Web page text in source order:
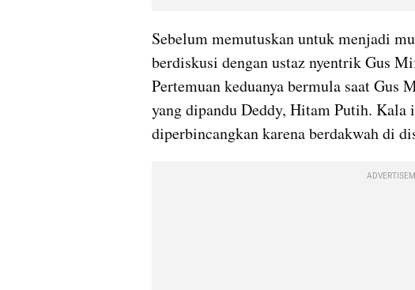
Sebelum memutuskan untuk menjadi
berdiskusi dengan ustaz nyentrik Gus
Pertemuan keduanya bermula saat Gus
yang dipandu Deddy, Hitam Putih.
diperbincangkan karena berdakwah di